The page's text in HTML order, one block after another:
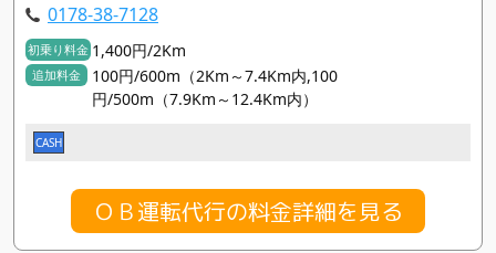
0178-38-7128
初乗り料金 1,400円/2Km
追加料金
100円/600m（2Km～7.4Km内,100
円/500m（7.9Km～12.4Km内）
CASH
ＯＢ運転代行の料金詳細を見る